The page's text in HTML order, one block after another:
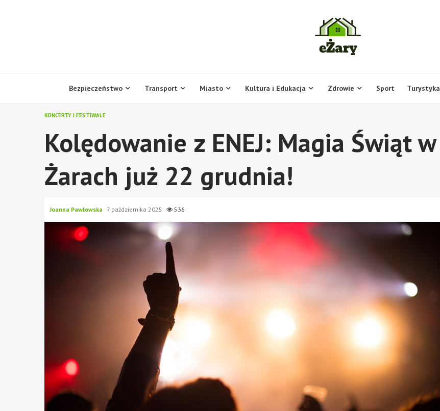
Bezpieczeństwo Transport Miasto Kultura i Edukacja Zdrowie Sport Turystyka
KONCERTY I FESTIWALE
Kolędowanie z ENEJ: Magia Świąt w
Żarach już 22 grudnia!
Joanna Pawłowska 7 października 2025 536